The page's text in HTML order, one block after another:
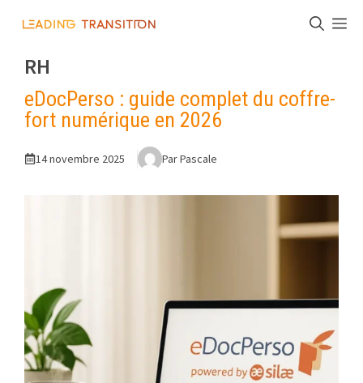
contenu
RH
eDocPerso : guide complet du coffre-
fort numérique en 2026
14 novembre 2025 Par Pascale